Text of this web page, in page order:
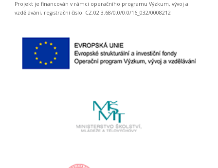
Projekt je financován v rámci operačního programu Výzkum, vývoj a
vzdělávání, registrační číslo: CZ.02.3.68/0.0/0.0/16_032/0008212